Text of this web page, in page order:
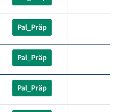
Pal_Präp
Pal_Präp
Pal_Präp